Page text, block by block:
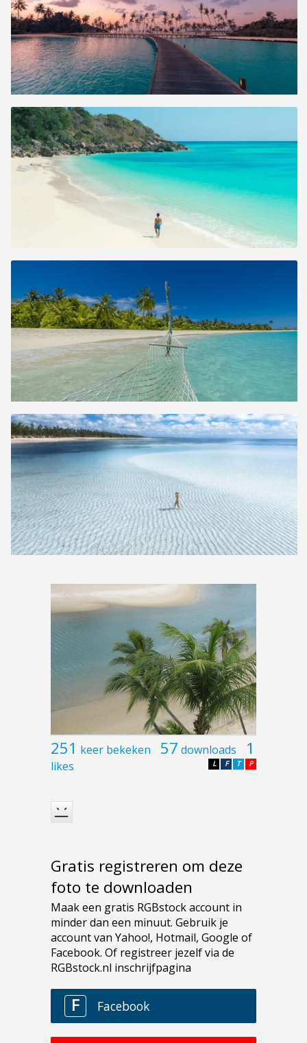
251 keer bekeken 57 downloads 1
likes P
T
F
L
Gratis registreren om deze
foto te downloaden